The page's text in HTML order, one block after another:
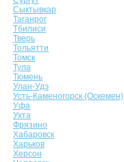
Сыктывкар
Таганрог
Тбилиси
Тверь
Тольятти
Томск
Тула
Тюмень
Улан-Удэ
Усть-Каменогорск (Оскемен)
Уфа
Ухта
Фрязино
Хабаровск
Харьков
Херсон